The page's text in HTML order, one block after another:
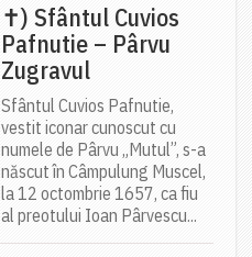
✝) Sfântul Cuvios
Pafnutie – Pârvu
Zugravul
Sfântul Cuvios Pafnutie,
vestit iconar cunoscut cu
numele de Pârvu „Mutul”, s-a
născut în Câmpulung Muscel,
la 12 octombrie 1657, ca fiu
al preotului Ioan Pârvescu...